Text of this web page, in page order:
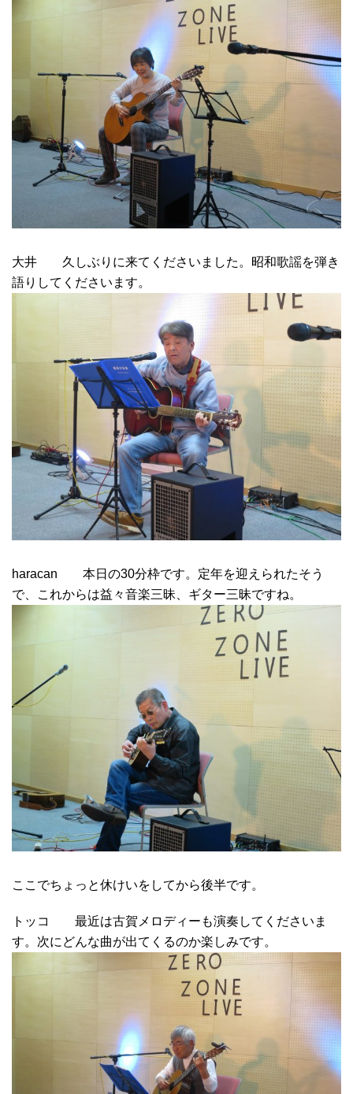
大井 久しぶりに来てくださいました。昭和歌謡を弾き
語りしてくださいます。
haracan 本日の30分枠です。定年を迎えられたそう
で、これからは益々音楽三昧、ギター三昧ですね。
ここでちょっと休けいをしてから後半です。
トッコ 最近は古賀メロディーも演奏してくださいま
す。次にどんな曲が出てくるのか楽しみです。